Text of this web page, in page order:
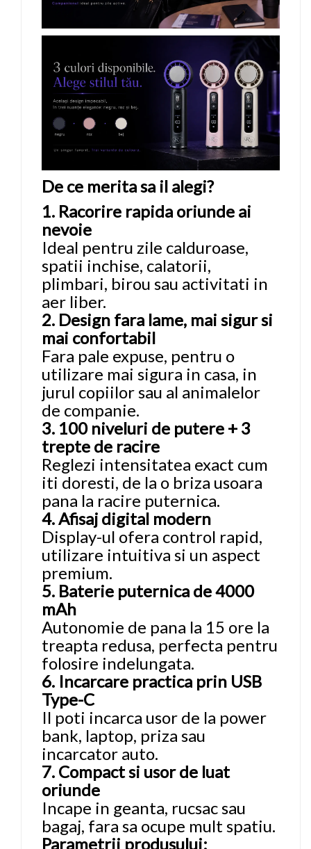
De ce merita sa il alegi?
1. Racorire rapida oriunde ai
nevoie
Ideal pentru zile calduroase,
spatii inchise, calatorii,
plimbari, birou sau activitati in
aer liber.
2. Design fara lame, mai sigur si
mai confortabil
Fara pale expuse, pentru o
utilizare mai sigura in casa, in
jurul copiilor sau al animalelor
de companie.
3. 100 niveluri de putere + 3
trepte de racire
Reglezi intensitatea exact cum
iti doresti, de la o briza usoara
pana la racire puternica.
4. Afisaj digital modern
Display-ul ofera control rapid,
utilizare intuitiva si un aspect
premium.
5. Baterie puternica de 4000
mAh
Autonomie de pana la 15 ore la
treapta redusa, perfecta pentru
folosire indelungata.
6. Incarcare practica prin USB
Type-C
Il poti incarca usor de la power
bank, laptop, priza sau
incarcator auto.
7. Compact si usor de luat
oriunde
Incape in geanta, rucsac sau
bagaj, fara sa ocupe mult spatiu.
Parametrii produsului: